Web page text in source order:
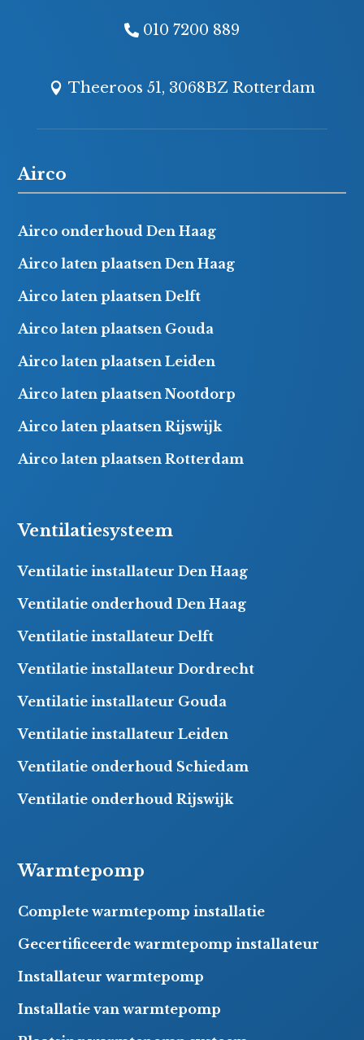
010 7200 889
Theeroos 51, 3068BZ Rotterdam
Airco
Airco onderhoud Den Haag
Airco laten plaatsen Den Haag
Airco laten plaatsen Delft
Airco laten plaatsen Gouda
Airco laten plaatsen Leiden
Airco laten plaatsen Nootdorp
Airco laten plaatsen Rijswijk
Airco laten plaatsen Rotterdam
Ventilatiesysteem
Ventilatie installateur Den Haag
Ventilatie onderhoud Den Haag
Ventilatie installateur Delft
Ventilatie installateur Dordrecht
Ventilatie installateur Gouda
Ventilatie installateur Leiden
Ventilatie onderhoud Schiedam
Ventilatie onderhoud Rijswijk
Warmtepomp
Complete warmtepomp installatie
Gecertificeerde warmtepomp installateur
Installateur warmtepomp
Installatie van warmtepomp